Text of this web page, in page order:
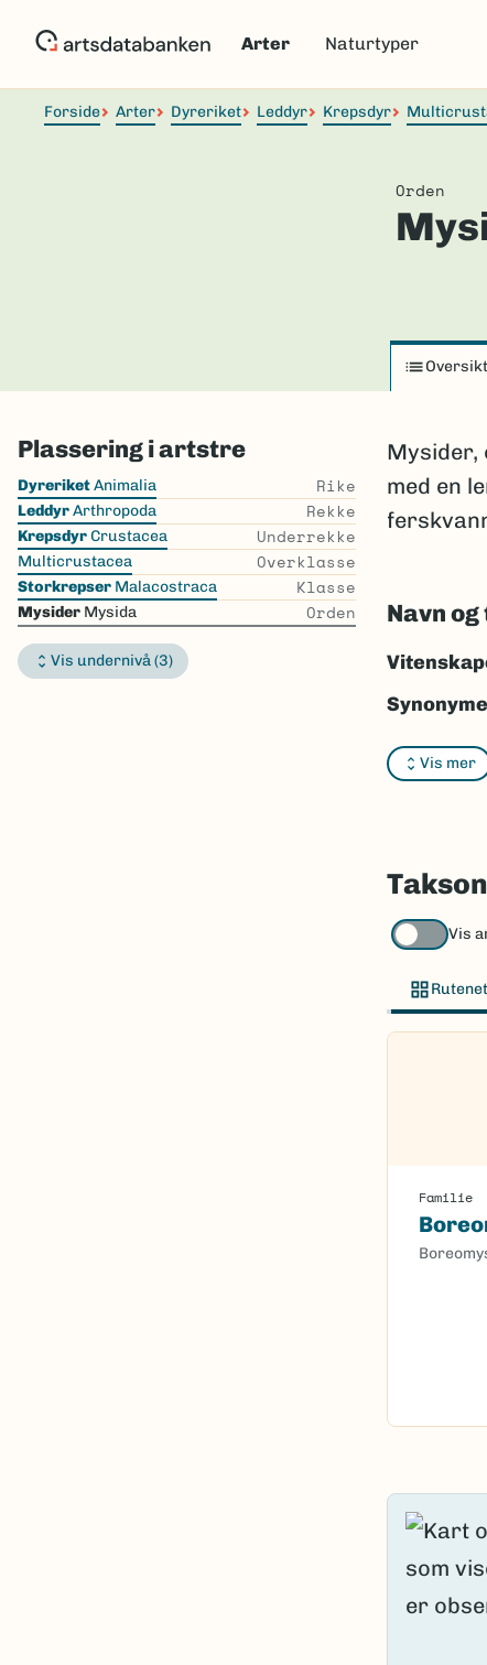
Arter Naturtyper
Forside Arter Dyreriket Leddyr Krepsdyr
Orden
Oversikt
Plassering i artstre
Skip
the
list
DyreriketAnimalia Rike
LeddyrArthropoda Rekke
KrepsdyrCrustacea Underrekke
Multicrustacea Overklasse
Storkrepser Malacostraca Klasse
Mysider Mysida Orden
Vis undernivå (3)
Mysider,
med en
Navn
Vis mer
Bokmål:
Nynorsk:
Takson ID:
Gå til
Vis
Familie